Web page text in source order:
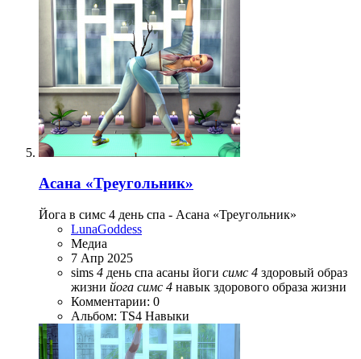
Асана «Треугольник»
Йога в симс 4 день спа - Асана «Треугольник»
LunaGoddess
Медиа
7 Апр 2025
sims 4 день спа асаны йоги симс 4 здоровый образ
жизни йога симс 4 навык здорового образа жизни
Комментарии: 0
Альбом: TS4 Навыки